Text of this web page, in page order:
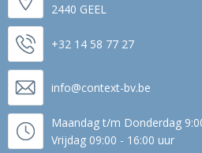
2440 GEEL
+32 14 58 77 27
info@context-bv.be
Maandag t/m Donderdag
Vrijdag 09:00 - 16:00 uur